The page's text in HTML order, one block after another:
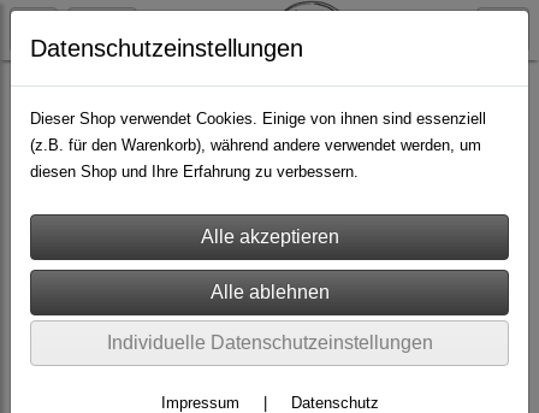
Makramee
Datenschutzeinstellungen
Dieser Shop verwendet Cookies. Einige von ihnen sind essenziell
(z.B. für den Warenkorb), während andere verwendet werden, um
diesen Shop und Ihre Erfahrung zu verbessern.
Individuelle Datenschutzeinstellungen
Impressum Datenschutz